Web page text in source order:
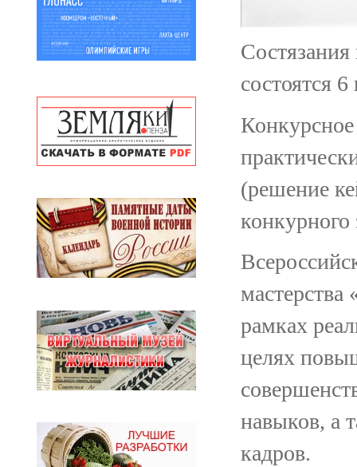
состоятся
(решение
конкурного
рамках
целях
навыков, а
кадров.